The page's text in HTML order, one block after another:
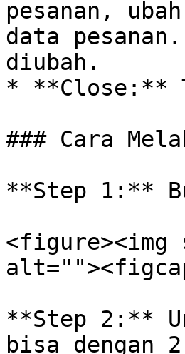
pesanan,
data
diubah.
* **Close:**
### Cara
**Step 1:**
<figure><img
**Step 2:**
bisa dengan